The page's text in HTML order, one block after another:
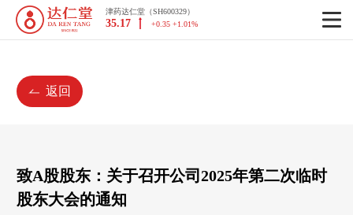
津药达仁堂（SH600329）
35.17 +0.35 +1.01%
返回
致A股股东：关于召开公司2025年第二次临时
股东大会的通知